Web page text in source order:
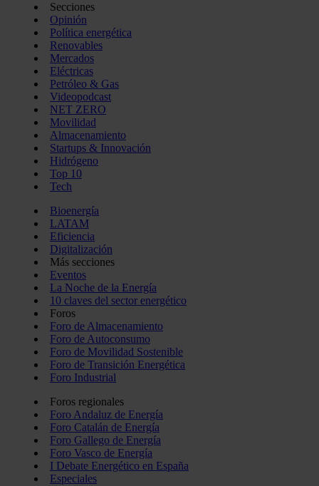
Secciones
Opinión
Política energética
Renovables
Mercados
Eléctricas
Petróleo & Gas
Videopodcast
NET ZERO
Movilidad
Almacenamiento
Startups & Innovación
Hidrógeno
Top 10
Tech
Bioenergía
LATAM
Eficiencia
Digitalización
Más secciones
Eventos
La Noche de la Energía
10 claves del sector energético
Foros
Foro de Almacenamiento
Foro de Autoconsumo
Foro de Movilidad Sostenible
Foro de Transición Energética
Foro Industrial
Foros regionales
Foro Andaluz de Energía
Foro Catalán de Energía
Foro Gallego de Energía
Foro Vasco de Energía
I Debate Energético en España
Especiales